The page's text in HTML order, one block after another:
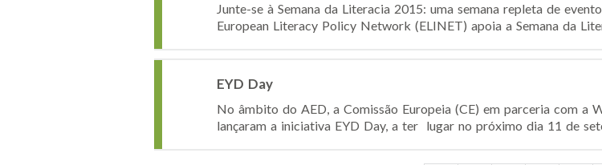
Junte-se à Semana da Literacia 2015: uma semana repleta de
European Literacy Policy Network (ELINET) apoia a Semana da
EYD Day
No âmbito do AED, a Comissão Europeia (CE) em parceria com
lançaram a iniciativa EYD Day, a ter lugar no próximo dia 11 de